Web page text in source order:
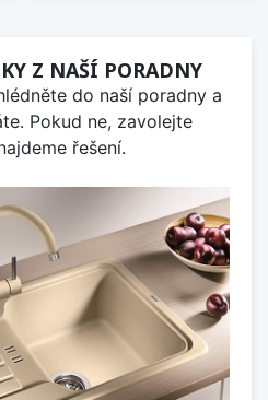
Z NAŠÍ PORADNY
do naší poradny a
Pokud ne, zavolejte
řešení.